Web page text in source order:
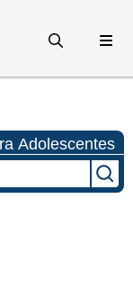
Adolescentes